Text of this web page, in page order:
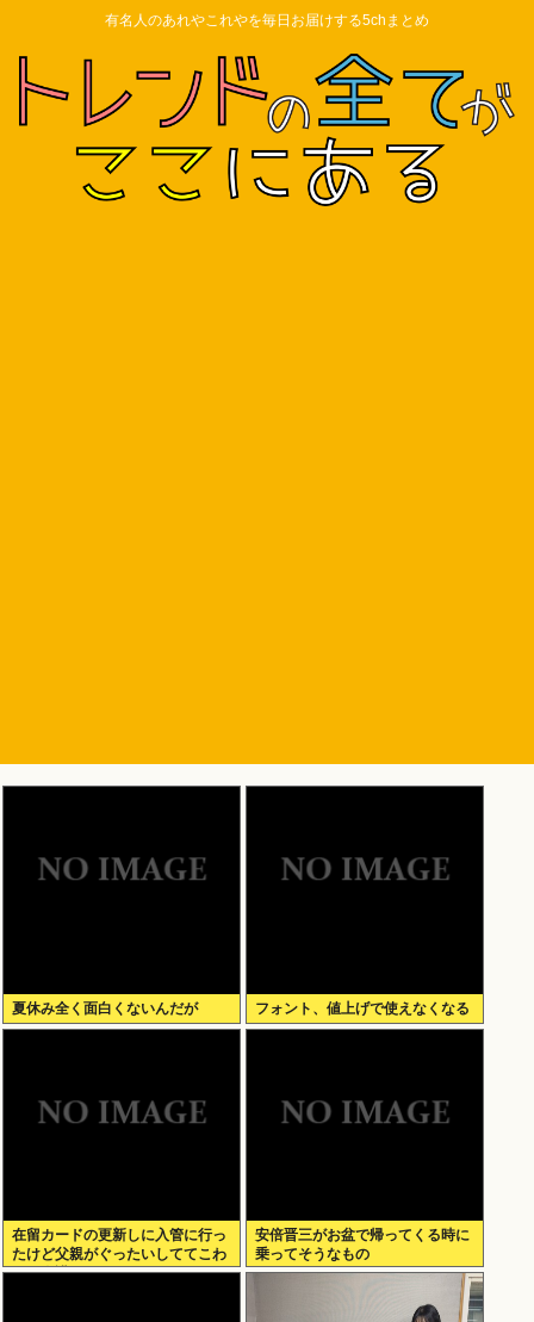
有名人のあれやこれやを毎日お届けする5chまとめ
夏休み全く面白くないんだが フォント、値上げで使えなくなる
在留カードの更新しに入管に行っ
たけど父親がぐったいしててこわ
い要介護3
安倍晋三がお盆で帰ってくる時に
乗ってそうなもの